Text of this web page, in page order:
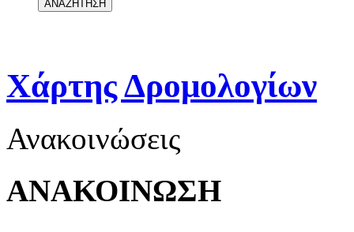
Χάρτης Δρομολογίων
Ανακοινώσεις
ΑΝΑΚΟΙΝΩΣΗ